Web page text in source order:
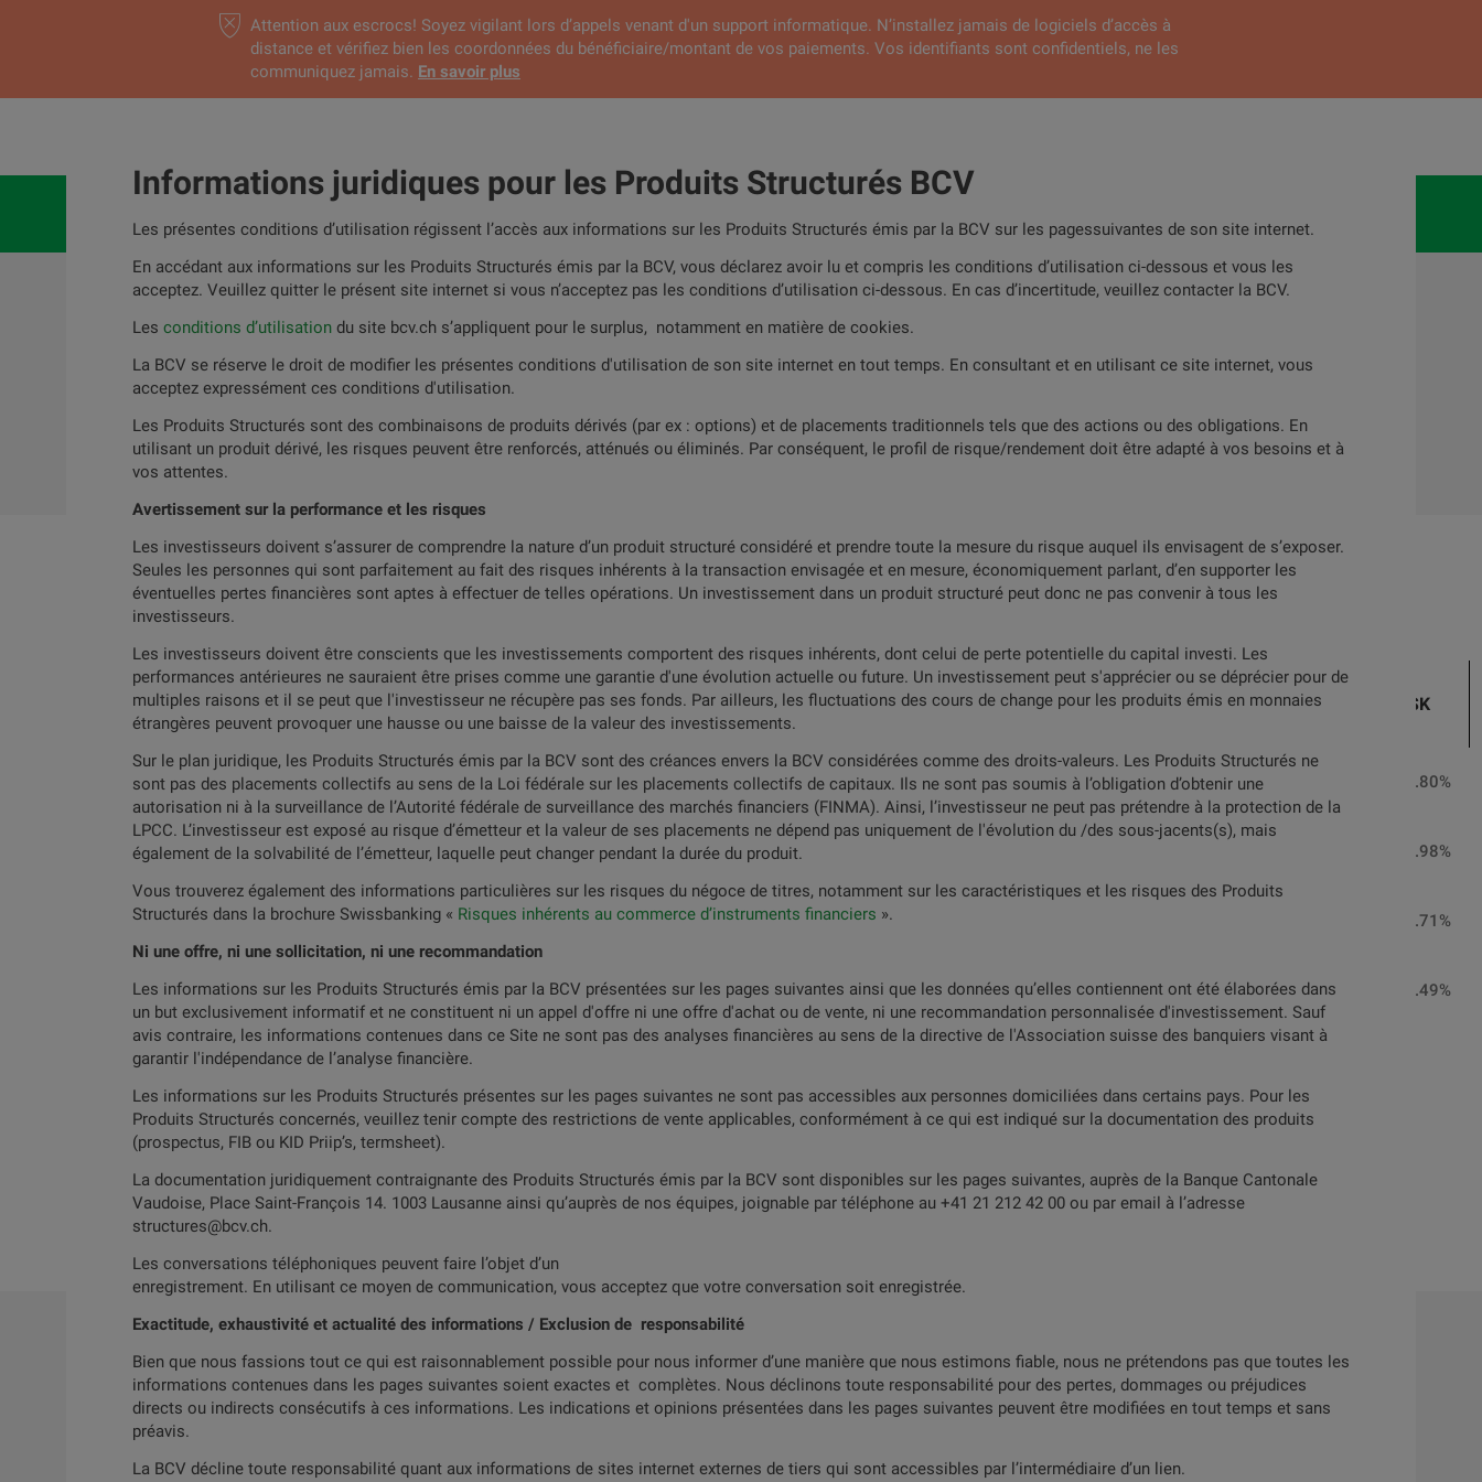
Attention aux escrocs! Soyez vigilant lors d’appels venant d'un support informatique. N’installez jamais de logiciels d’accès à
distance et vérifiez bien les coordonnées du bénéficiaire/montant de vos paiements. Vos identifiants sont confidentiels, ne les
communiquez jamais. En savoir plus
Informations juridiques pour les Produits Structurés BCV
Les présentes conditions d’utilisation régissent l’accès aux informations sur les Produits Structurés émis par la BCV sur les pagessuivantes de son site internet.
En accédant aux informations sur les Produits Structurés émis par la BCV, vous déclarez avoir lu et compris les conditions d’utilisation ci-dessous et vous les
acceptez. Veuillez quitter le présent site internet si vous n’acceptez pas les conditions d’utilisation ci-dessous. En cas d’incertitude, veuillez contacter la BCV.
Les conditions d’utilisation du site bcv.ch s’appliquent pour le surplus, notamment en matière de cookies.
La BCV se réserve le droit de modifier les présentes conditions d'utilisation de son site internet en tout temps. En consultant et en utilisant ce site internet, vous
acceptez expressément ces conditions d'utilisation.
Les Produits Structurés sont des combinaisons de produits dérivés (par ex : options) et de placements traditionnels tels que des actions ou des obligations. En
utilisant un produit dérivé, les risques peuvent être renforcés, atténués ou éliminés. Par conséquent, le profil de risque/rendement doit être adapté à vos besoins et à
vos attentes.
Avertissement sur la performance et les risques
Les investisseurs doivent s’assurer de comprendre la nature d’un produit structuré considéré et prendre toute la mesure du risque auquel ils envisagent de s’exposer.
Seules les personnes qui sont parfaitement au fait des risques inhérents à la transaction envisagée et en mesure, économiquement parlant, d’en supporter les
éventuelles pertes financières sont aptes à effectuer de telles opérations. Un investissement dans un produit structuré peut donc ne pas convenir à tous les
investisseurs.
Les investisseurs doivent être conscients que les investissements comportent des risques inhérents, dont celui de perte potentielle du capital investi. Les
performances antérieures ne sauraient être prises comme une garantie d'une évolution actuelle ou future. Un investissement peut s'apprécier ou se déprécier pour de
multiples raisons et il se peut que l'investisseur ne récupère pas ses fonds. Par ailleurs, les fluctuations des cours de change pour les produits émis en monnaies
étrangères peuvent provoquer une hausse ou une baisse de la valeur des investissements.
Sur le plan juridique, les Produits Structurés émis par la BCV sont des créances envers la BCV considérées comme des droits-valeurs. Les Produits Structurés ne
sont pas des placements collectifs au sens de la Loi fédérale sur les placements collectifs de capitaux. Ils ne sont pas soumis à l’obligation d’obtenir une
autorisation ni à la surveillance de l’Autorité fédérale de surveillance des marchés financiers (FINMA). Ainsi, l’investisseur ne peut pas prétendre à la protection de la
LPCC. L’investisseur est exposé au risque d’émetteur et la valeur de ses placements ne dépend pas uniquement de l'évolution du /des sous-jacents(s), mais
également de la solvabilité de l’émetteur, laquelle peut changer pendant la durée du produit.
Vous trouverez également des informations particulières sur les risques du négoce de titres, notamment sur les caractéristiques et les risques des Produits
Structurés dans la brochure Swissbanking « Risques inhérents au commerce d’instruments financiers ».
Ni une offre, ni une sollicitation, ni une recommandation
Les informations sur les Produits Structurés émis par la BCV présentées sur les pages suivantes ainsi que les données qu’elles contiennent ont été élaborées dans
un but exclusivement informatif et ne constituent ni un appel d'offre ni une offre d'achat ou de vente, ni une recommandation personnalisée d'investissement. Sauf
avis contraire, les informations contenues dans ce Site ne sont pas des analyses financières au sens de la directive de l'Association suisse des banquiers visant à
garantir l'indépendance de l’analyse financière.
Les informations sur les Produits Structurés présentes sur les pages suivantes ne sont pas accessibles aux personnes domiciliées dans certains pays. Pour les
Produits Structurés concernés, veuillez tenir compte des restrictions de vente applicables, conformément à ce qui est indiqué sur la documentation des produits
(prospectus, FIB ou KID Priip’s, termsheet).
La documentation juridiquement contraignante des Produits Structurés émis par la BCV sont disponibles sur les pages suivantes, auprès de la Banque Cantonale
Vaudoise, Place Saint-François 14. 1003 Lausanne ainsi qu’auprès de nos équipes, joignable par téléphone au +41 21 212 42 00 ou par email à l’adresse
structures@bcv.ch.
Les conversations téléphoniques peuvent faire l’objet d’un
enregistrement. En utilisant ce moyen de communication, vous acceptez que votre conversation soit enregistrée.
Exactitude, exhaustivité et actualité des informations / Exclusion de responsabilité
Bien que nous fassions tout ce qui est raisonnablement possible pour nous informer d’une manière que nous estimons fiable, nous ne prétendons pas que toutes les
informations contenues dans les pages suivantes soient exactes et complètes. Nous déclinons toute responsabilité pour des pertes, dommages ou préjudices
directs ou indirects consécutifs à ces informations. Les indications et opinions présentées dans les pages suivantes peuvent être modifiées en tout temps et sans
préavis.
La BCV décline toute responsabilité quant aux informations de sites internet externes de tiers qui sont accessibles par l’intermédiaire d’un lien.
Produits structurés
Opportunités sur le marché secondaire
Produits en
souscription
Trouver un produit
marché secondaire
Articles AMCs
Callable Barrier Reverse Convertible (4)
ACTIFS SOUS-JACENTS
COUPON
(P.A.)
NIVEAU
DE
BARRIÈRE
OBSERVATION
DE LA
BARRIÈRE
DEVISE ÉCHÉANCE
N°
VALEUR
ISIN BID ASK
Adidas/McDonald's/NIKE/Visa
16.00% 55.00 Continue CHF
23.06.2027
157525934 CH1575259341 98.80%
DJStoxx 50E/SMI®/SP500
4.30% 55.00 Continue CHF
20.01.2028
99.98%
DJStoxx 50E/SMI®/SP500
4.00% 55.00 Continue CHF
26.01.2028
99.71%
Hermes/LVMH/Richemont
8.50% 55.00 Continue CHF
12.02.2027
152955203 CH1529552031 98.52% 99.49%
Livraison physique Le produit est couvert contre le risque de change Observation de la barrière en continu
Paiement en espèce
Garantie par nantissement TCM
Couvert contre le risque de change possible
Nous sommes là pour vous